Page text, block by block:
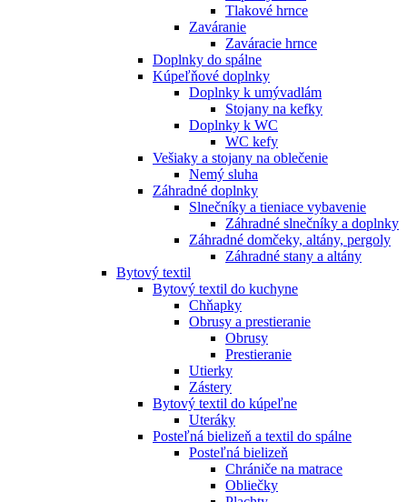
Tlakové hrnce
Zaváranie
Zaváracie hrnce
Doplnky do spálne
Kúpeľňové doplnky
Doplnky k umývadlám
Stojany na kefky
Doplnky k WC
WC kefy
Vešiaky a stojany na oblečenie
Nemý sluha
Záhradné doplnky
Slnečníky a tieniace vybavenie
Záhradné slnečníky a doplnky
Záhradné domčeky, altány, pergoly
Záhradné stany a altány
Bytový textil
Bytový textil do kuchyne
Chňapky
Obrusy a prestieranie
Obrusy
Prestieranie
Utierky
Zástery
Bytový textil do kúpeľne
Uteráky
Posteľná bielizeň a textil do spálne
Posteľná bielizeň
Chrániče na matrace
Obliečky